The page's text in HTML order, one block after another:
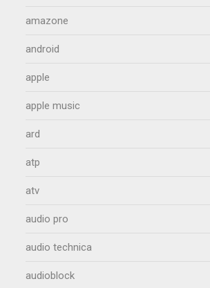
amazone
android
apple
apple music
ard
atp
atv
audio pro
audio technica
audioblock